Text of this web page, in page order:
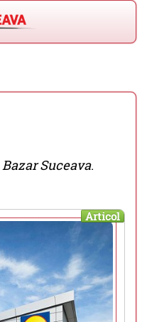
Bazar Suceava.
Articol